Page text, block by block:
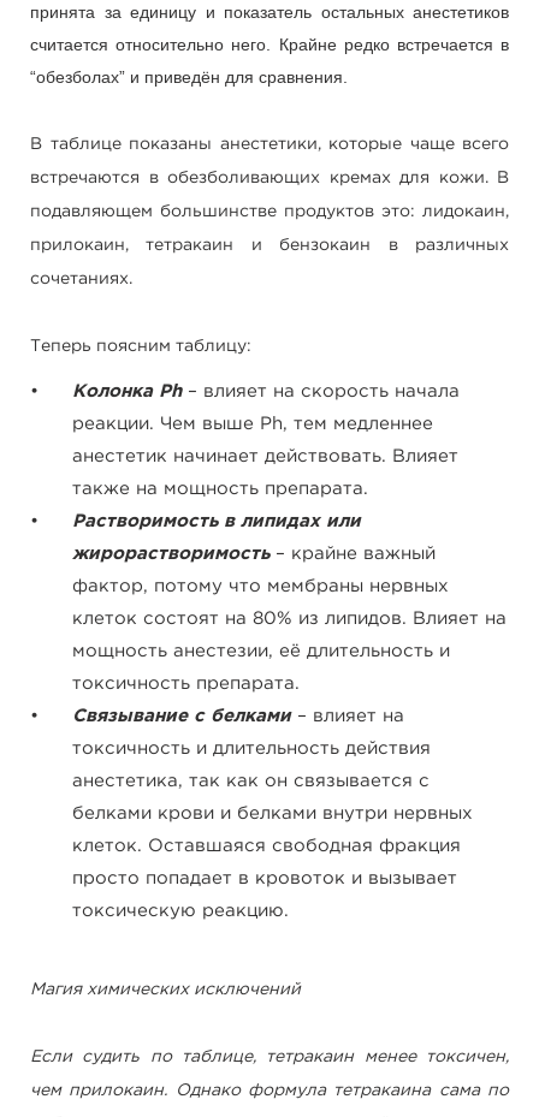
принята за единицу и показатель остальных анестетиков
считается относительно него. Крайне редко встречается в
“обезболах” и приведён для сравнения.
В таблице показаны анестетики, которые чаще всего
встречаются в обезболивающих кремах для кожи. В
подавляющем большинстве продуктов это: лидокаин,
прилокаин, тетракаин и бензокаин в различных
сочетаниях.
Теперь поясним таблицу:
Колонка Ph– влияет на скорость начала
реакции. Чем выше Ph, тем медленнее
анестетик начинает действовать. Влияет
также на мощность препарата.
Растворимость в липидах или
жирорастворимость– крайне важный
фактор, потому что мембраны нервных
клеток состоят на 80% из липидов. Влияет на
мощность анестезии, её длительность и
токсичность препарата.
Связывание с белками– влияет на
токсичность и длительность действия
анестетика, так как он связывается с
белками крови и белками внутри нервных
клеток. Оставшаяся свободная фракция
просто попадает в кровоток и вызывает
токсическую реакцию.
Магия химических исключений
Если судить по таблице, тетракаин менее токсичен,
чем прилокаин. Однако формула тетракаина сама по